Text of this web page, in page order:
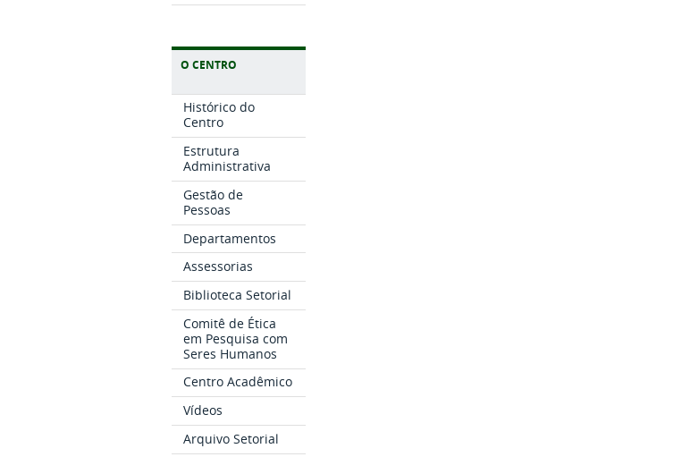
O CENTRO
Histórico do
Centro
Estrutura
Administrativa
Gestão de
Pessoas
Departamentos
Assessorias
Biblioteca Setorial
Comitê de Ética
em Pesquisa com
Seres Humanos
Centro Acadêmico
Vídeos
Arquivo Setorial